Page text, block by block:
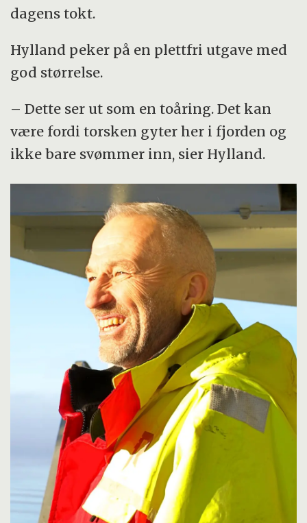
dagens tokt.
Hylland peker på en plettfri utgave med
god størrelse.
– Dette ser ut som en toåring. Det kan
være fordi torsken gyter her i fjorden og
ikke bare svømmer inn, sier Hylland.